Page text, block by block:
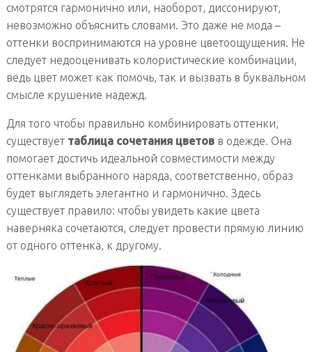
смотрятся гармонично или, наоборот, диссонируют,
невозможно объяснить словами. Это даже не мода –
оттенки воспринимаются на уровне цветоощущения. Не
следует недооценивать колористические комбинации,
ведь цвет может как помочь, так и вызвать в буквальном
смысле крушение надежд.
Для того чтобы правильно комбинировать оттенки,
существует таблица сочетания цветовв одежде. Она
помогает достичь идеальной совместимости между
оттенками выбранного наряда, соответственно, образ
будет выглядеть элегантно и гармонично. Здесь
существует правило: чтобы увидеть какие цвета
наверняка сочетаются, следует провести прямую линию
от одного оттенка, к другому.